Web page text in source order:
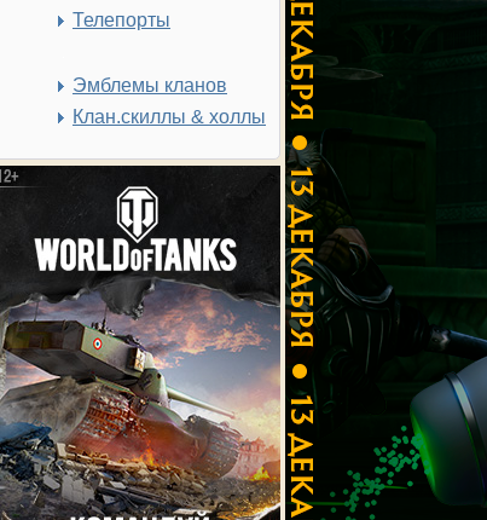
Телепорты
Эмблемы кланов
Клан.скиллы & холлы